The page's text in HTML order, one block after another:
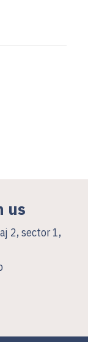
us
2, sector 1,